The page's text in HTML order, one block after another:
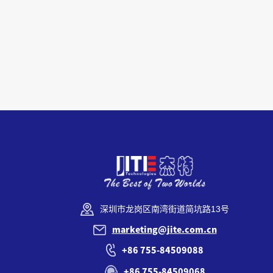
深圳市龙岗区南湾街道简坑路13号
marketing@jite.com.cn
+86 755-84509088